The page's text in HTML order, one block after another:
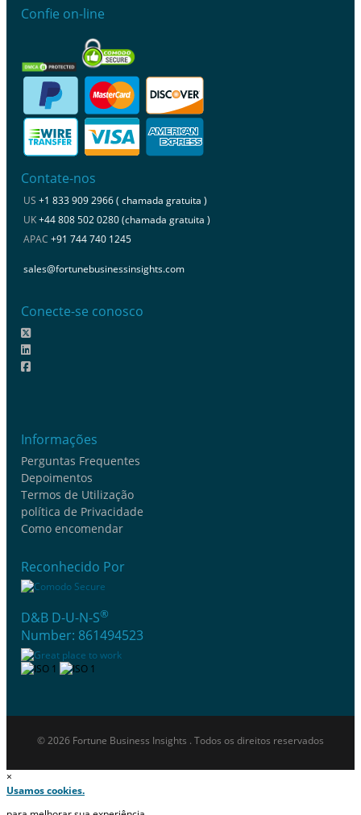
Confie on-line
Contate-nos
US +1 833 909 2966 ( chamada gratuita )
UK+44 808 502 0280 (chamada gratuita )
APAC +91 744 740 1245
sales@fortunebusinessinsights.com
Conecte-se conosco
Informações
Perguntas Frequentes
Depoimentos
Termos de Utilização
política de Privacidade
Como encomendar
Reconhecido Por
D&B D-U-N-S®
Number: 861494523
© 2026 Fortune Business Insights . Todos os direitos reservados
×
Usamos cookies.